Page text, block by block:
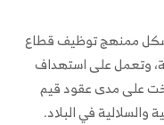
بشكل ممنهج توظيف قطاع
وتعمل على استهداف
على مدى عقود قيم
والسلالية في البلاد.